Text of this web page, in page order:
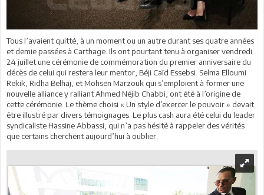
Tous l’avaient quitté, à un moment ou un autre durant ses quatre années
et demie passées à Carthage. Ils ont pourtant tenu à organiser vendredi
24 juillet une cérémonie de commémoration du premier anniversaire du
décès de celui qui restera leur mentor, Béji Caïd Essebsi. Selma Elloumi
Rekik, Ridha Belhaj, et Mohsen Marzouk qui s’emploient à former une
nouvelle alliance y ralliant Ahmed Néjib Chabbi, ont été à l’origine de
cette cérémonie. Le thème choisi « Un style d’exercer le pouvoir » devait
être illustré par divers témoignages. Le plus cash aura été celui du leader
syndicaliste Hassine Abbassi, qui n’a pas hésité à rappeler des vérités
que certains cherchent aujourd’hui à oublier.